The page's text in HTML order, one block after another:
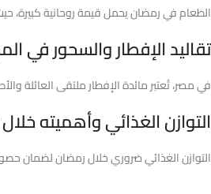
الطعام في رمضان يحمل قيمة روحانية كبيرة،
تقاليد الإفطار والسحور في
في مصر، تُعتبر مائدة الإفطار ملتقى العائلة
التوازن الغذائي وأهميته
التوازن الغذائي ضروري خلال رمضان لضمان